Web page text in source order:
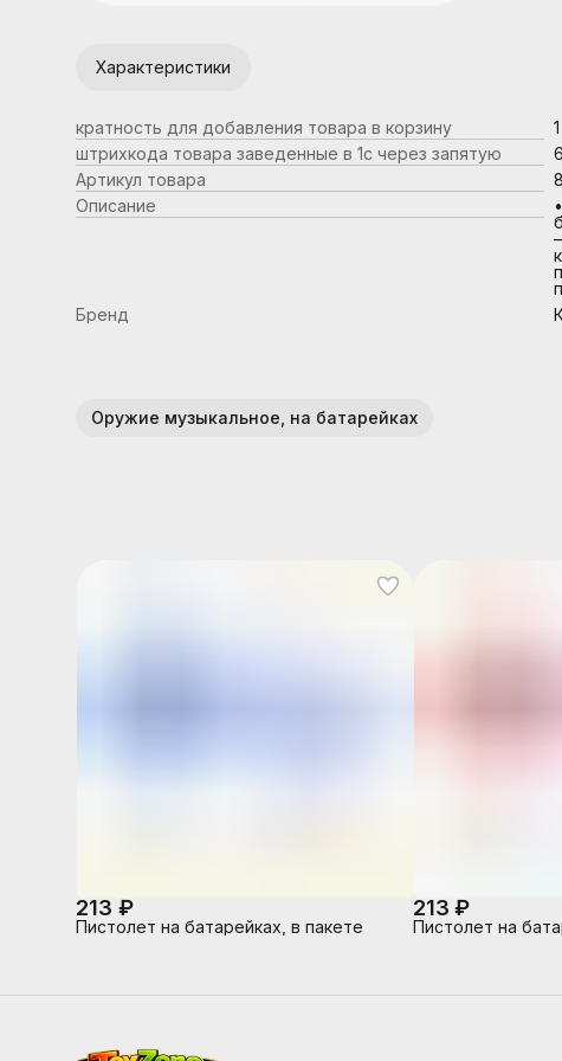
Характеристики
кратность для добавления товара в корзину
1
штрихкода товара заведенные в 1с через запятую
Артикул товара
Описание
Бренд
Оружие музыкальное, на батарейках
213 ₽
Пистолет на батарейках, в пакете
213 ₽
Пистолет на